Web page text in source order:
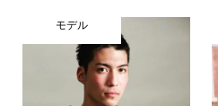
モデル